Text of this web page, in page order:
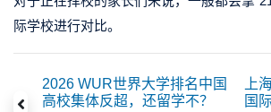
际学校进行对比。
2026 WUR世界大学排名中国
高校集体反超，还留学不？
上
国